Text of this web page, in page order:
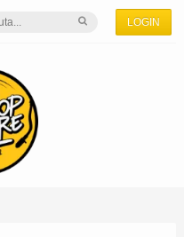
LOGIN